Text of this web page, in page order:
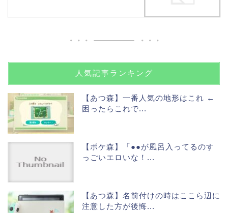
人気記事ランキング
【あつ森】一番人気の地形はこれ ←
困ったらこれで...
【ポケ森】「●●が風呂入ってるのす
っごいエロいな！...
【あつ森】名前付けの時はここら辺に
注意した方が後悔...